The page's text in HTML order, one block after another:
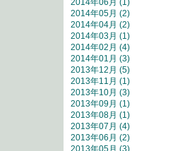
2014年06月 (1)
2014年05月 (2)
2014年04月 (2)
2014年03月 (1)
2014年02月 (4)
2014年01月 (3)
2013年12月 (5)
2013年11月 (1)
2013年10月 (3)
2013年09月 (1)
2013年08月 (1)
2013年07月 (4)
2013年06月 (2)
2013年05月 (3)